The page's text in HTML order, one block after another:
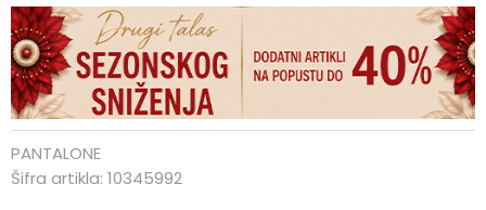
PANTALONE
Šifra artikla: 10345992